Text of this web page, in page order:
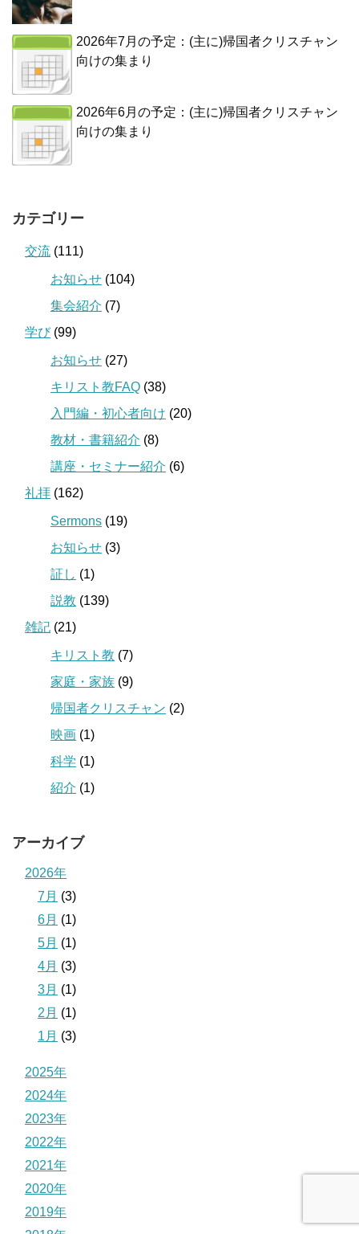
2026年7月の予定：(主に)帰国者クリスチャン
向けの集まり
2026年6月の予定：(主に)帰国者クリスチャン
向けの集まり
カテゴリー
交流 (111)
お知らせ (104)
集会紹介 (7)
学び(99)
お知らせ (27)
キリスト教FAQ (38)
入門編・初心者向け (20)
教材・書籍紹介 (8)
講座・セミナー紹介 (6)
礼拝 (162)
Sermons (19)
お知らせ (3)
証し (1)
説教 (139)
雑記 (21)
キリスト教 (7)
家庭・家族 (9)
帰国者クリスチャン (2)
映画 (1)
科学 (1)
紹介 (1)
アーカイブ
2026年
7月 (3)
6月 (1)
5月 (1)
4月 (3)
3月 (1)
2月 (1)
1月 (3)
2025年
2024年
2023年
2022年
2021年
2020年
2019年